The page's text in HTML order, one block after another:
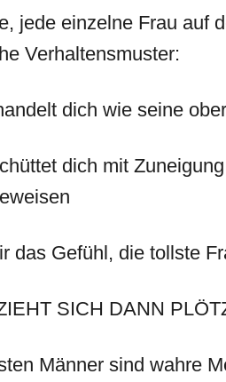
jede einzelne Frau auf
Verhaltensmuster:
dich wie seine
dich mit
das Gefühl, die tollste
SICH DANN
Männer sind wahre